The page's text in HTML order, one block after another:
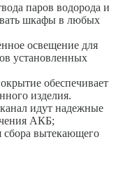
паров водорода и
шкафы в любых
освещение для
установленных
обеспечивает
изделия.
идут надежные
АКБ;
сбора вытекающего